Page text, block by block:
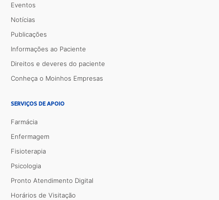
Eventos
Notícias
Publicações
Informações ao Paciente
Direitos e deveres do paciente
Conheça o Moinhos Empresas
SERVIÇOS DE APOIO
Farmácia
Enfermagem
Fisioterapia
Psicologia
Pronto Atendimento Digital
Horários de Visitação